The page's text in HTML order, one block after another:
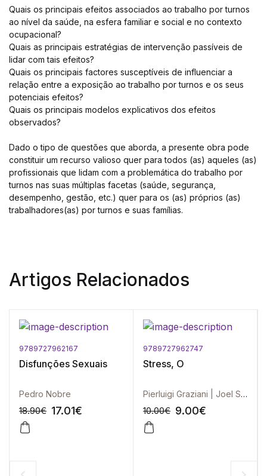
Quais os principais efeitos associados ao trabalho por turnos
ao nível da saúde, na esfera familiar e social e no contexto
ocupacional?
Quais as principais estratégias de intervenção passíveis de
lidar com tais efeitos?
Quais os principais factores susceptíveis de influenciar a
relação entre a exposição ao trabalho por turnos e os seus
potenciais efeitos?
Quais os principais modelos explicativos dos efeitos
observados?
Dado o tipo de questões que aborda, a presente obra pode
constituir um recurso valioso quer para todos (as) aqueles (as)
profissionais que lidam com a problemática do trabalho por
turnos nas suas múltiplas facetas (saúde, segurança,
desempenho, gestão, etc.) quer para os (as) próprios (as)
trabalhadores(as) por turnos e suas famílias.
Artigos Relacionados
9789727962167
Disfunções Sexuais
Pedro Nobre
18.90€ 17.01€
9789727962747
Stress, O
Pierluigi Graziani | Joel Swendsen
10.00€ 9.00€